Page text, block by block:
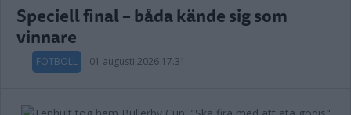
Speciell final – båda kände sig som
vinnare
FOTBOLL 01 augusti 2026 17.31